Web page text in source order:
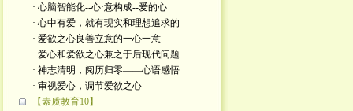
· 心脑智能化--心·意构成--爱的心
· 心中有爱，就有现实和理想追求的
· 爱欲之心良善立意的一心一意
· 爱心和爱欲之心兼之于后现代问题
· 神志清明，阅历归零——心语感悟
· 审视爱心，调节爱欲之心
【素质教育10】